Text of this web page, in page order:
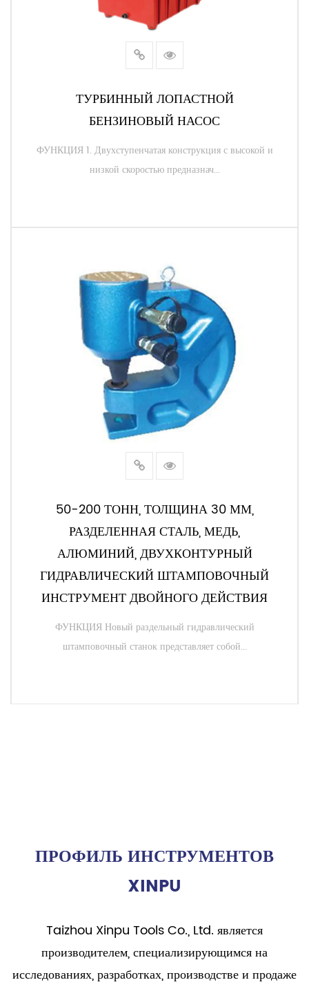
ТУРБИННЫЙ ЛОПАСТНОЙ
БЕНЗИНОВЫЙ НАСОС
ФУНКЦИЯ 1. Двухступенчатая конструкция с высокой и
низкой скоростью предназнач...
50-200 ТОНН, ТОЛЩИНА 30 ММ,
РАЗДЕЛЕННАЯ СТАЛЬ, МЕДЬ,
АЛЮМИНИЙ, ДВУХКОНТУРНЫЙ
ГИДРАВЛИЧЕСКИЙ ШТАМПОВОЧНЫЙ
ИНСТРУМЕНТ ДВОЙНОГО ДЕЙСТВИЯ
ФУНКЦИЯ Новый раздельный гидравлический
штамповочный станок представляет собой...
ПРОФИЛЬ ИНСТРУМЕНТОВ
XINPU
Taizhou Xinpu Tools Co., Ltd. является
производителем, специализирующимся на
исследованиях, разработках, производстве и продаже